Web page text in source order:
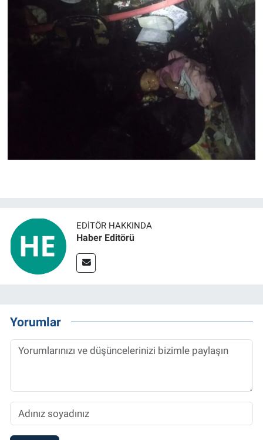
EDITÖR HAKKINDA
Haber Editörü
Yorumlar